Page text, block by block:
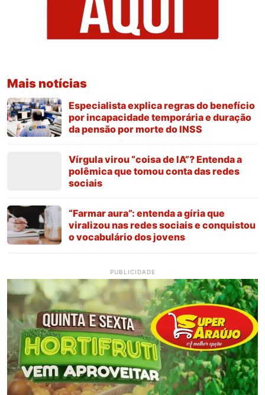
Mais notícias
Especialista explica regras do benefício
por incapacidade temporária e duração
da pensão por morte do INSS
Vírgula virou “coisa de IA”? Entenda a
polêmica que tomou conta das redes
sociais
“Farmar aura”: entenda a gíria que
viralizou nas redes sociais e conquistou
o vocabulário dos jovens
PUBLICIDADE